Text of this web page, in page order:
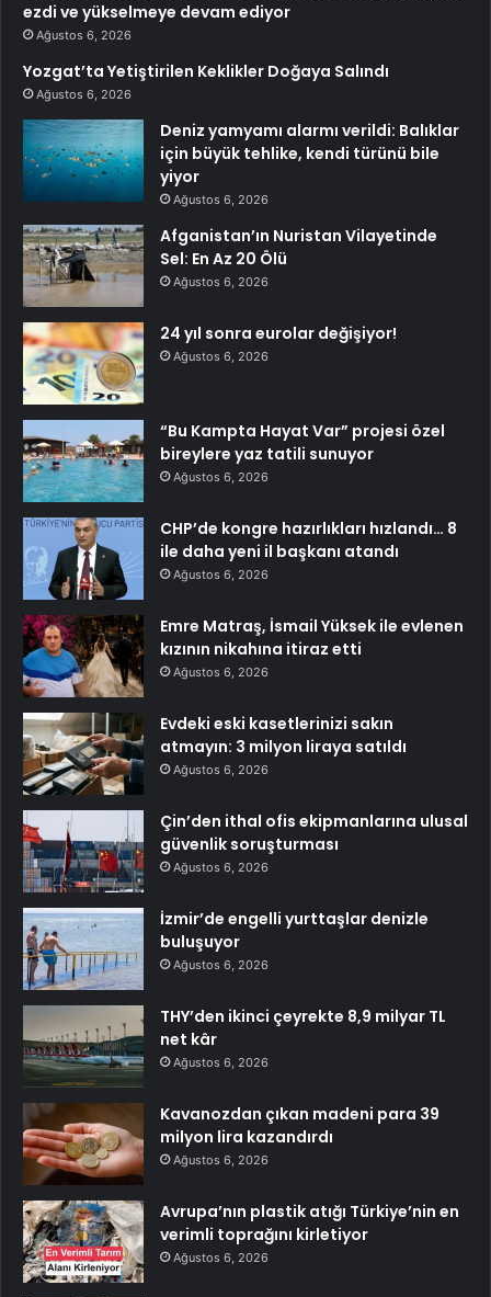
ezdi ve yükselmeye devam ediyor
Ağustos 6, 2026
Yozgat’ta Yetiştirilen Keklikler Doğaya Salındı
Ağustos 6, 2026
Deniz yamyamı alarmı verildi: Balıklar
için büyük tehlike, kendi türünü bile
yiyor
Ağustos 6, 2026
Afganistan’ın Nuristan Vilayetinde
Sel: En Az 20 Ölü
Ağustos 6, 2026
24 yıl sonra eurolar değişiyor!
Ağustos 6, 2026
“Bu Kampta Hayat Var” projesi özel
bireylere yaz tatili sunuyor
Ağustos 6, 2026
CHP’de kongre hazırlıkları hızlandı… 8
ile daha yeni il başkanı atandı
Ağustos 6, 2026
Emre Matraş, İsmail Yüksek ile evlenen
kızının nikahına itiraz etti
Ağustos 6, 2026
Evdeki eski kasetlerinizi sakın
atmayın: 3 milyon liraya satıldı
Ağustos 6, 2026
Çin’den ithal ofis ekipmanlarına ulusal
güvenlik soruşturması
Ağustos 6, 2026
İzmir’de engelli yurttaşlar denizle
buluşuyor
Ağustos 6, 2026
THY’den ikinci çeyrekte 8,9 milyar TL
net kâr
Ağustos 6, 2026
Kavanozdan çıkan madeni para 39
milyon lira kazandırdı
Ağustos 6, 2026
Avrupa’nın plastik atığı Türkiye’nin en
verimli toprağını kirletiyor
Ağustos 6, 2026